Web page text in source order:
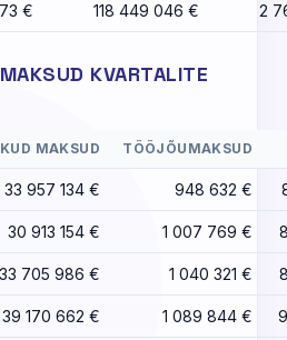
€ 118 449 046 € 2
KVARTALITE
MAKSUD TÖÖJÕUMAKSUD
33 957 134 € 948 632 €
30 913 154 € 1 007 769 €
33 705 986 € 1 040 321 €
39 170 662 € 1 089 844 €